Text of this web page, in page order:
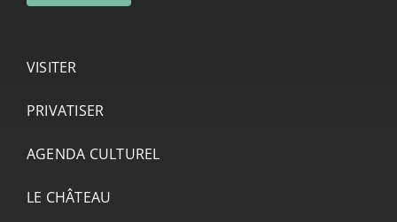
VISITER
PRIVATISER
AGENDA CULTUREL
LE CHÂTEAU